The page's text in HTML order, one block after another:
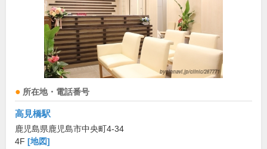
所在地・電話番号
高見橋駅
鹿児島県鹿児島市中央町4-34
4F [地図]